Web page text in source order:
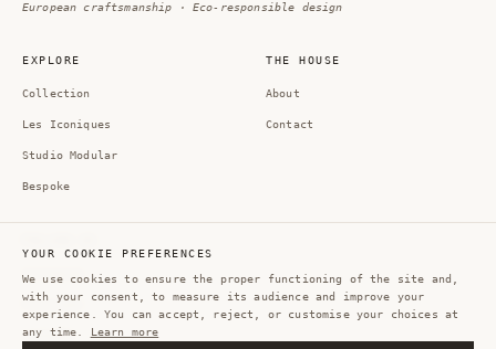
European craftsmanship · Eco-responsible design
EXPLORE
Collection
Les Iconiques
Studio Modular
Bespoke
THE HOUSE
About
Contact
Instagram
Pinterest
LinkedIn
YOUR COOKIE PREFERENCES
We use cookies to ensure the proper functioning of the site and,
with your consent, to measure its audience and improve your
experience. You can accept, reject, or customise your choices at
any time.
Learn more